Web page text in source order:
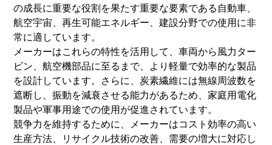
の成長に重要な役割を果たす重要な要素である自動車、
航空宇宙、再生可能エネルギー、建設分野での使用に非
常に適しています。
メーカーはこれらの特性を活用して、車両から風力ター
ビン、航空機部品に至るまで、より軽量で効率的な製品
を設計しています。さらに、炭素繊維には無線周波数を
遮断し、振動を減衰させる能力があるため、家庭用電化
製品や軍事用途での使用が促進されています。
競争力を維持するために、メーカーはコスト効率の高い
生産方法、リサイクル技術の改善、需要の増大に対応し